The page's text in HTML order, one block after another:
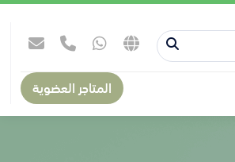
المتاجر العضوية